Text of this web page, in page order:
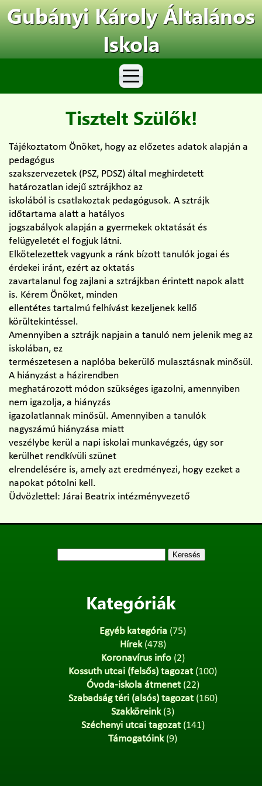
Gubányi Károly Általános
Iskola
Tisztelt Szülők!
Tájékoztatom Önöket, hogy az előzetes adatok alapján a
pedagógus
szakszervezetek (PSZ, PDSZ) által meghirdetett
határozatlan idejű sztrájkhoz az
iskolából is csatlakoztak pedagógusok. A sztrájk
időtartama alatt a hatályos
jogszabályok alapján a gyermekek oktatását és
felügyeletét el fogjuk látni.
Elkötelezettek vagyunk a ránk bízott tanulók jogai és
érdekei iránt, ezért az oktatás
zavartalanul fog zajlani a sztrájkban érintett napok alatt
is. Kérem Önöket, minden
ellentétes tartalmú felhívást kezeljenek kellő
körültekintéssel.
Amennyiben a sztrájk napjain a tanuló nem jelenik meg az
iskolában, ez
természetesen a naplóba bekerülő mulasztásnak minősül.
A hiányzást a házirendben
meghatározott módon szükséges igazolni, amennyiben
nem igazolja, a hiányzás
igazolatlannak minősül. Amennyiben a tanulók
nagyszámú hiányzása miatt
veszélybe kerül a napi iskolai munkavégzés, úgy sor
kerülhet rendkívüli szünet
elrendelésére is, amely azt eredményezi, hogy ezeket a
napokat pótolni kell.
Üdvözlettel: Járai Beatrix intézményvezető
Kategóriák
Egyéb kategória (75)
Hírek(478)
Koronavírus info(2)
Kossuth utcai (felsős) tagozat(100)
Óvoda-iskola átmenet(22)
Szabadság téri (alsós) tagozat(160)
Szakköreink(3)
Széchenyi utcai tagozat(141)
Támogatóink(9)